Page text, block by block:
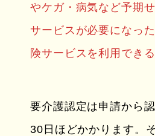
やケガ・病気など予期
サービスが必要になっ
険サービスを利用できる
要介護認定は申請から
30日ほどかかります。